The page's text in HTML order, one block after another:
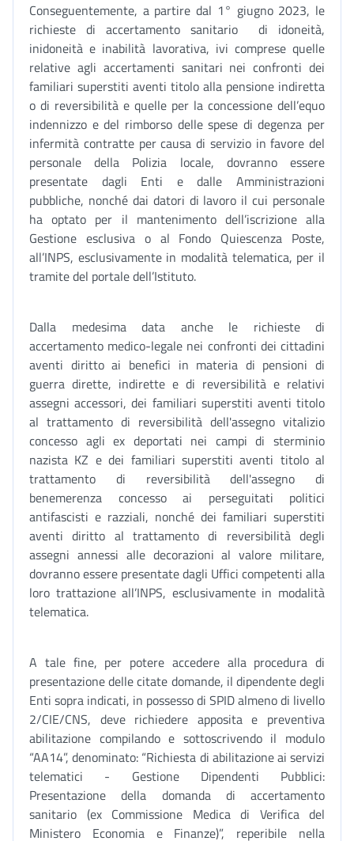
Conseguentemente, a partire dal 1° giugno 2023, le
richieste di accertamento sanitario di idoneità,
inidoneità e inabilità lavorativa, ivi comprese quelle
relative agli accertamenti sanitari nei confronti dei
familiari superstiti aventi titolo alla pensione indiretta
o di reversibilità e quelle per la concessione dell’equo
indennizzo e del rimborso delle spese di degenza per
infermità contratte per causa di servizio in favore del
personale della Polizia locale, dovranno essere
presentate dagli Enti e dalle Amministrazioni
pubbliche, nonché dai datori di lavoro il cui personale
ha optato per il mantenimento dell’iscrizione alla
Gestione esclusiva o al Fondo Quiescenza Poste,
all’INPS, esclusivamente in modalità telematica, per il
tramite del portale dell’Istituto.
Dalla medesima data anche le richieste di
accertamento medico-legale nei confronti dei cittadini
aventi diritto ai benefici in materia di pensioni di
guerra dirette, indirette e di reversibilità e relativi
assegni accessori, dei familiari superstiti aventi titolo
al trattamento di reversibilità dell'assegno vitalizio
concesso agli ex deportati nei campi di sterminio
nazista KZ e dei familiari superstiti aventi titolo al
trattamento di reversibilità dell'assegno di
benemerenza concesso ai perseguitati politici
antifascisti e razziali, nonché dei familiari superstiti
aventi diritto al trattamento di reversibilità degli
assegni annessi alle decorazioni al valore militare,
dovranno essere presentate dagli Uffici competenti alla
loro trattazione all’INPS, esclusivamente in modalità
telematica.
A tale fine, per potere accedere alla procedura di
presentazione delle citate domande, il dipendente degli
Enti sopra indicati, in possesso di SPID almeno di livello
2/CIE/CNS, deve richiedere apposita e preventiva
abilitazione compilando e sottoscrivendo il modulo
“AA14”, denominato: “Richiesta di abilitazione ai servizi
telematici - Gestione Dipendenti Pubblici:
Presentazione della domanda di accertamento
sanitario (ex Commissione Medica di Verifica del
Ministero Economia e Finanze)”, reperibile nella